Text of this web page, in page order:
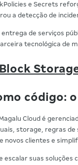
e Secrets
a detecção de
de serviços
tecnológica de
código:
Magalu Cloud é
storage, regras
novos clientes e
escalar suas